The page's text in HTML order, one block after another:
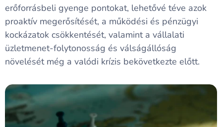
erőforrásbeli gyenge pontokat, lehetővé téve azok
proaktív megerősítését, a működési és pénzügyi
kockázatok csökkentését, valamint a vállalati
üzletmenet-folytonosság és válságállóság
növelését még a valódi krízis bekövetkezte előtt.